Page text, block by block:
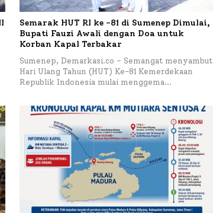
Semarak HUT RI ke -81 di Sumenep Dimulai,
Bupati Fauzi Awali dengan Doa untuk
Korban Kapal Terbakar
Sumenep, Demarkasi.co – Semangat menyambut
Hari Ulang Tahun (HUT) Ke-81 Kemerdekaan
Republik Indonesia mulai menggema…